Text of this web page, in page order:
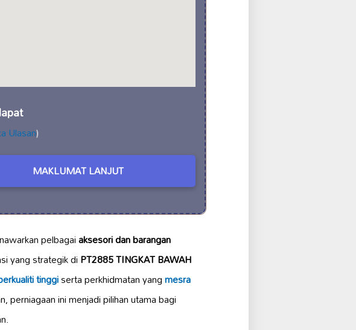
Ulasan)
MAKLUMAT LANJUT
pelbagaiaksesori dan barangan
yang strategik diPT2885 TINGKAT BAWAH
tinggiserta perkhidmatan yangmesra
perniagaan ini menjadi pilihan utama bagi